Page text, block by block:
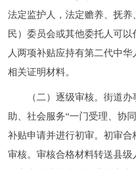
法定监护人，法定赡养、抚
民）委员会或其他委托人可
人两项补贴应持有第二代中
相关证明材料。
（二）逐级审核。街道办
助、社会服务“一门受理、协
补贴申请并进行初审。初审
审核。审核合格材料转送县